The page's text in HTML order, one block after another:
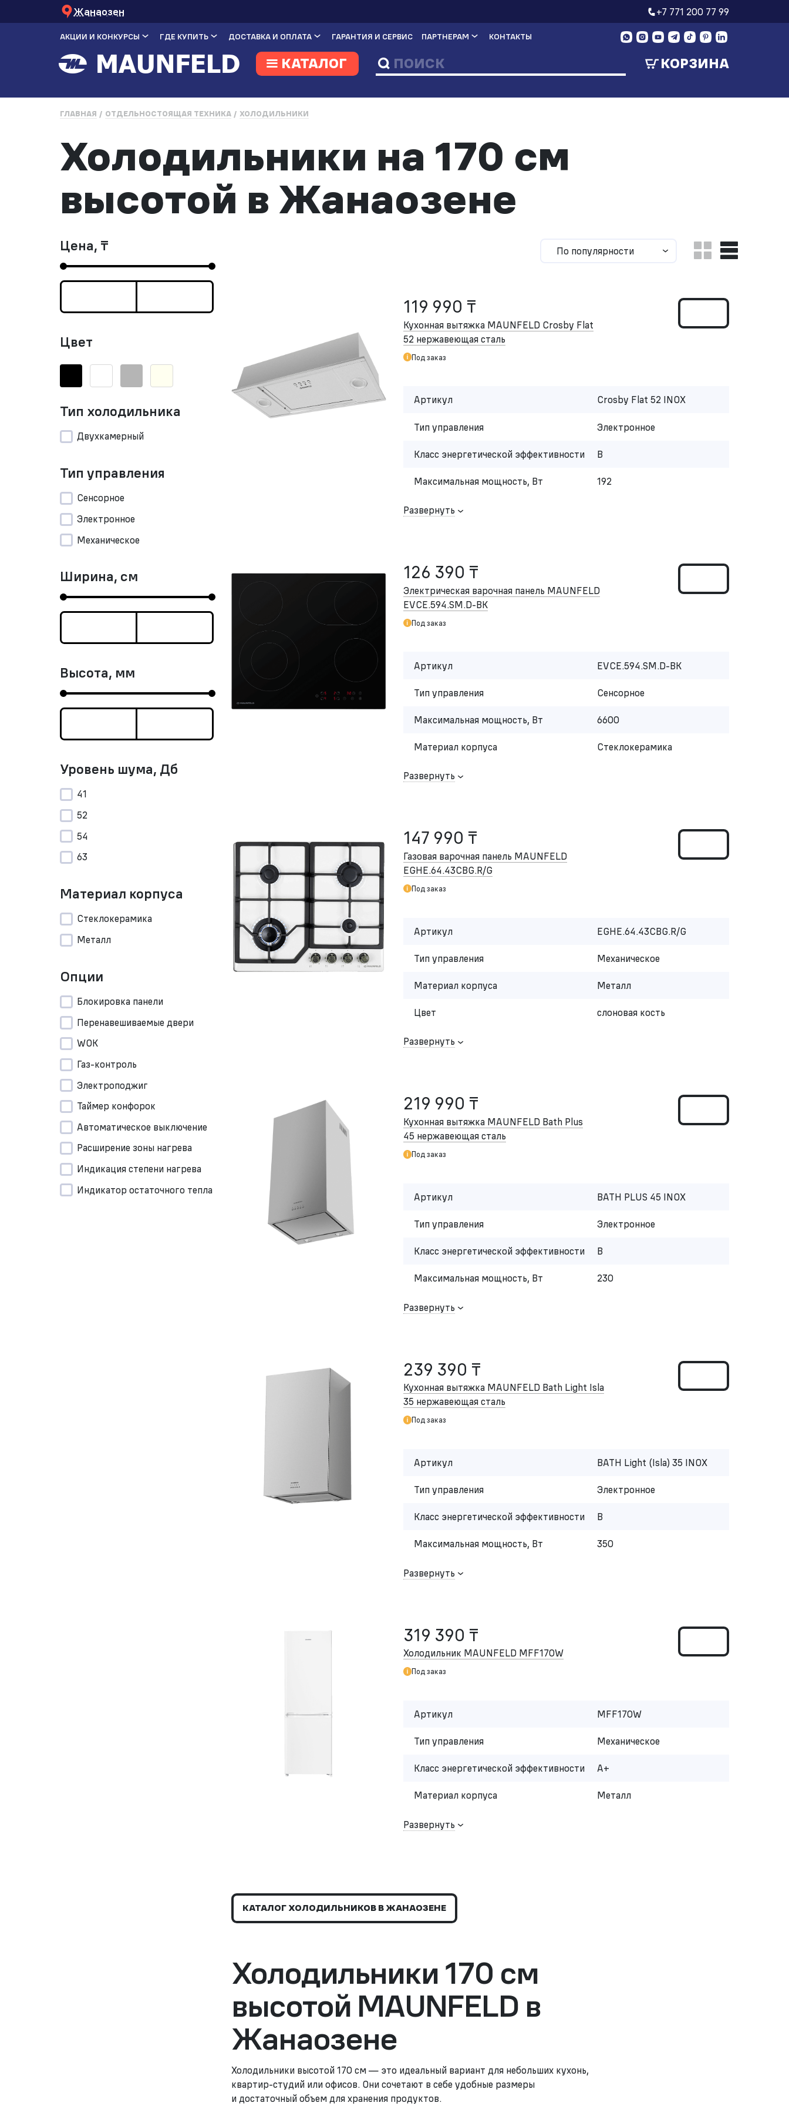
Жанаозен +7 771 200 77 99
АКЦИИ И КОНКУРСЫ ГДЕ КУПИТЬ ДОСТАВКА И ОПЛАТА ГАРАНТИЯ И СЕРВИС ПАРТНЕРАМ КОНТАКТЫ
КАТАЛОГ КОРЗИНА
ГЛАВНАЯ ОТДЕЛЬНОСТОЯЩАЯ ТЕХНИКА ХОЛОДИЛЬНИКИ
Холодильники на 170 см
высотой в Жанаозене
Цена, ₸
Цвет
Тип холодильника
Двухкамерный
Тип управления
Сенсорное
Электронное
Механическое
Ширина, см
Высота, мм
Уровень шума, Дб
41
52
54
63
Материал корпуса
Стеклокерамика
Металл
Опции
Блокировка панели
Перенавешиваемые двери
WOK
Газ-контроль
Электроподжиг
Таймер конфорок
Автоматическое выключение
Расширение зоны нагрева
Индикация степени нагрева
Индикатор остаточного тепла
По популярности
119 990 ₸
Кухонная вытяжка MAUNFELD Crosby Flat
52 нержавеющая сталь
Под заказ
Артикул Crosby Flat 52 INOX
Тип управления Электронное
Класс энергетической эффективности B
Максимальная мощность, Вт 192
Развернуть
126 390 ₸
Электрическая варочная панель MAUNFELD
EVCE.594.SM.D-BK
Под заказ
Артикул EVCE.594.SM.D-BK
Тип управления Сенсорное
Максимальная мощность, Вт 6600
Материал корпуса Стеклокерамика
Развернуть
147 990 ₸
Газовая варочная панель MAUNFELD
EGHE.64.43CBG.R/G
Под заказ
Артикул EGHE.64.43CBG.R/G
Тип управления Механическое
Материал корпуса Металл
Цвет слоновая кость
Развернуть
219 990 ₸
Кухонная вытяжка MAUNFELD Bath Plus
45 нержавеющая сталь
Под заказ
Артикул BATH PLUS 45 INOX
Тип управления Электронное
Класс энергетической эффективности B
Максимальная мощность, Вт 230
Развернуть
239 390 ₸
Кухонная вытяжка MAUNFELD Bath Light Isla
35 нержавеющая сталь
Под заказ
Артикул BATH Light (Isla) 35 INOX
Тип управления Электронное
Класс энергетической эффективности B
Максимальная мощность, Вт 350
Развернуть
319 390 ₸
Холодильник MAUNFELD MFF170W
Под заказ
Артикул MFF170W
Тип управления Механическое
Класс энергетической эффективности A+
Материал корпуса Металл
Развернуть
КАТАЛОГ ХОЛОДИЛЬНИКОВ В ЖАНАОЗЕНЕ
Холодильники 170 см
высотой MAUNFELD в
Жанаозене
Холодильники высотой 170 см — это идеальный вариант для небольших кухонь,
квартир-студий или офисов. Они сочетают в себе удобные размеры
и достаточный объем для хранения продуктов.